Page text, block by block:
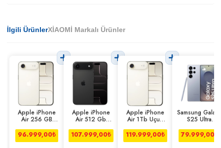
İlgili ÜrünlerXİAOMİ Markalı Ürünler
Apple iPhone
Air 256 GB
96.999,00₺
Apple iPhone
Air 512 Gb
107.999,00₺
Apple iPhone
Air 1Tb Uçuk
119.999,00₺
Samsung Galaxy
S25 Ultra
Titanyum Mavi
79.999,00